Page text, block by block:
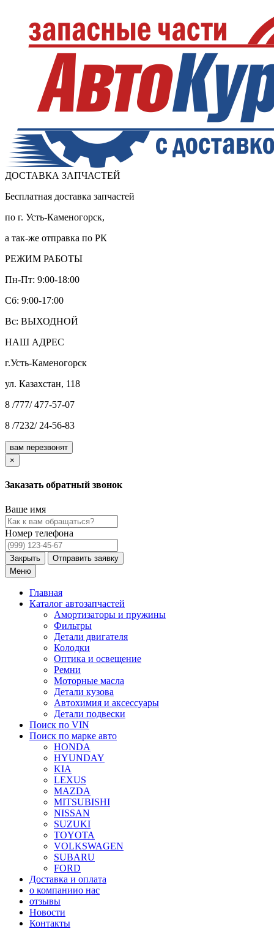
ДОСТАВКА ЗАПЧАСТЕЙ
Бесплатная доставка запчастей
по г. Усть-Каменогорск,
а так-же отправка по РК
РЕЖИМ РАБОТЫ
Пн-Пт: 9:00-18:00
Cб: 9:00-17:00
Вс: ВЫХОДНОЙ
НАШ АДРЕС
г.Усть-Каменогорск
ул. Казахстан, 118
8 /777/ 477-57-07
8 /7232/ 24-56-83
вам перезвонят
×
Заказать обратный звонок
Ваше имя
Номер телефона
Закрыть
Меню
Главная
Каталог автозапчастей
Амортизаторы и пружины
Фильтры
Детали двигателя
Колодки
Оптика и освещение
Ремни
Моторные масла
Детали кузова
Автохимия и аксессуары
Детали подвески
Поиск по VIN
Поиск по марке авто
HONDA
HYUNDAY
KIA
LEXUS
MAZDA
MITSUBISHI
NISSAN
SUZUKI
TOYOTA
VOLKSWAGEN
SUBARU
FORD
Доставка и оплата
о компаниио нас
отзывы
Новости
Контакты